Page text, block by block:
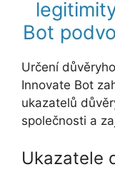
Bot
Určení
Innovate Bot
ukazatelů
společnosti a
Ukazatele